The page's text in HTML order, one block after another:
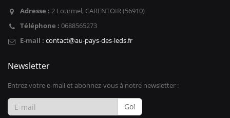
Adresse : 2 Lourmel, CARENTOIR (56910)
Téléphone : 0688565273
E-mail : contact@au-pays-des-leds.fr
Newsletter
Entrez votre e-mail et abonnez-vous à notre newsletter :
Go!